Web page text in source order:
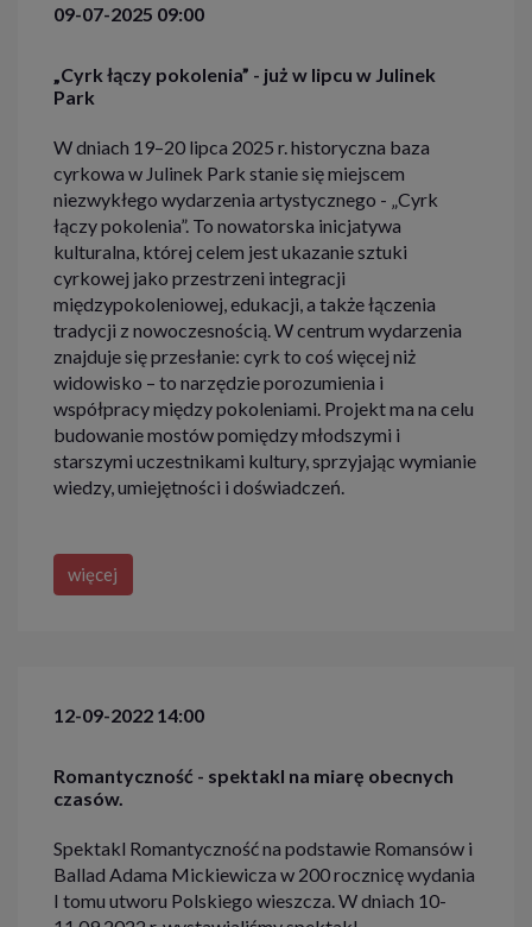
09-07-2025 09:00
„Cyrk łączy pokolenia” - już w lipcu w Julinek
Park
W dniach 19–20 lipca 2025 r. historyczna baza
cyrkowa w Julinek Park stanie się miejscem
niezwykłego wydarzenia artystycznego - „Cyrk
łączy pokolenia”. To nowatorska inicjatywa
kulturalna, której celem jest ukazanie sztuki
cyrkowej jako przestrzeni integracji
międzypokoleniowej, edukacji, a także łączenia
tradycji z nowoczesnością. W centrum wydarzenia
znajduje się przesłanie: cyrk to coś więcej niż
widowisko – to narzędzie porozumienia i
współpracy między pokoleniami. Projekt ma na celu
budowanie mostów pomiędzy młodszymi i
starszymi uczestnikami kultury, sprzyjając wymianie
wiedzy, umiejętności i doświadczeń.
więcej
12-09-2022 14:00
Romantyczność - spektakl na miarę obecnych
czasów.
Spektakl Romantyczność na podstawie Romansów i
Ballad Adama Mickiewicza w 200 rocznicę wydania
I tomu utworu Polskiego wieszcza. W dniach 10-